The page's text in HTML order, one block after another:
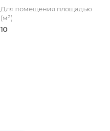
Для помещения площадью
(м²)
10